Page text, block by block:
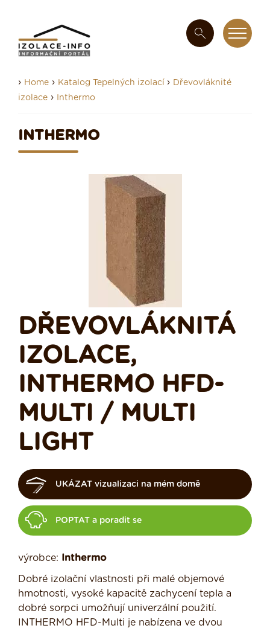
› Home › Katalog Tepelných izolací › Dřevovláknité
izolace › Inthermo
INTHERMO
DŘEVOVLÁKNITÁ
IZOLACE,
INTHERMO HFD-
MULTI / MULTI
LIGHT
UKÁZAT vizualizaci na mém domě
POPTAT a poradit se
výrobce: Inthermo
Dobré izolační vlastnosti při malé objemové
hmotnosti, vysoké kapacitě zachycení tepla a
dobré sorpci umožňují univerzální použití.
INTHERMO HFD-Multi je nabízena ve dvou